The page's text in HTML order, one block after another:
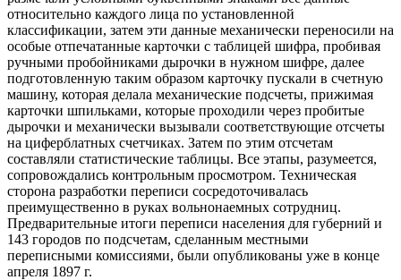
относительно каждого лица по установленной
классификации, затем эти данные механически переносили на
особые отпечатанные карточки с таблицей шифра, пробивая
ручными пробойниками дырочки в нужном шифре, далее
подготовленную таким образом карточку пускали в счетную
машину, которая делала механические подсчеты, прижимая
карточки шпильками, которые проходили через пробитые
дырочки и механически вызывали соответствующие отсчеты
на циферблатных счетчиках. Затем по этим отсчетам
составляли статистические таблицы. Все этапы, разумеется,
сопровождались контрольным просмотром. Техническая
сторона разработки переписи сосредоточивалась
преимущественно в руках вольнонаемных сотрудниц.
Предварительные итоги переписи населения для губерний и
143 городов по подсчетам, сделанным местными
переписными комиссиями, были опубликованы уже в конце
апреля 1897 г.